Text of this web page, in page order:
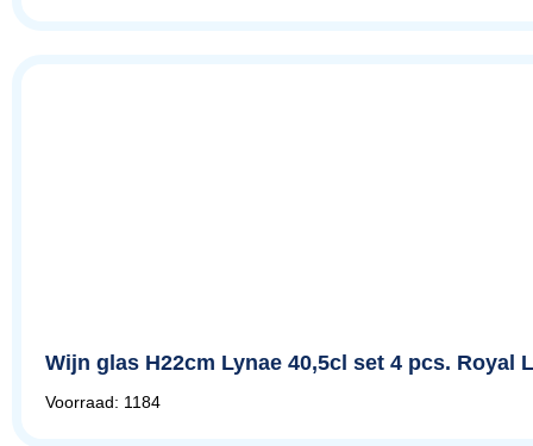
Wijn glas H22cm Lynae 40,5cl set 4 pcs. Royal
Voorraad: 1184